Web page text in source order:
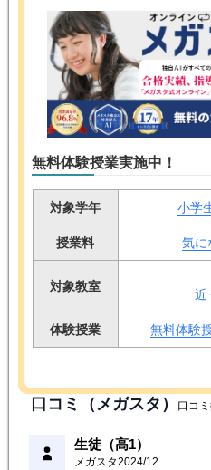
無料体験授業実施中！
対象学年 小学
授業料 気に
対象教室
近
体験授業 無料体験
口コミ（メガスタ） 口コ
生徒（高1）
メガスタ2024/12